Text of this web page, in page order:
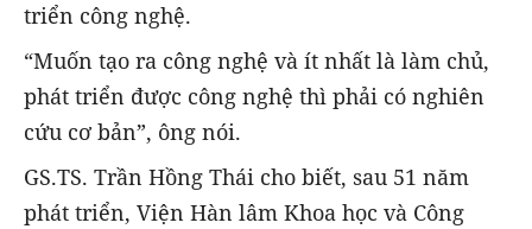
triển công nghệ.
“Muốn tạo ra công nghệ và ít nhất là làm chủ,
phát triển được công nghệ thì phải có nghiên
cứu cơ bản”, ông nói.
GS.TS. Trần Hồng Thái cho biết, sau 51 năm
phát triển, Viện Hàn lâm Khoa học và Công